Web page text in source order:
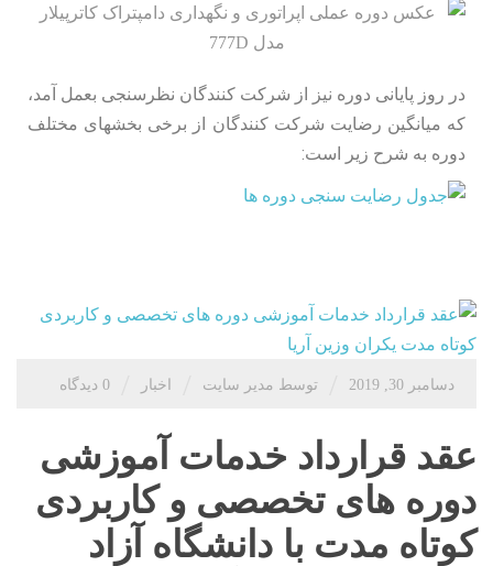
در روز پایانی دوره نیز از شرکت کنندگان نظرسنجی بعمل آمد،
که میانگین رضایت شرکت کنندگان از برخی بخش­های مختلف
دوره به شرح زیر است:
دسامبر 30, 2019 توسط مدیر سایت اخبار 0 دیدگاه
عقد قرارداد خدمات آموزشی
دوره های تخصصی و کاربردی
کوتاه مدت با دانشگاه آزاد